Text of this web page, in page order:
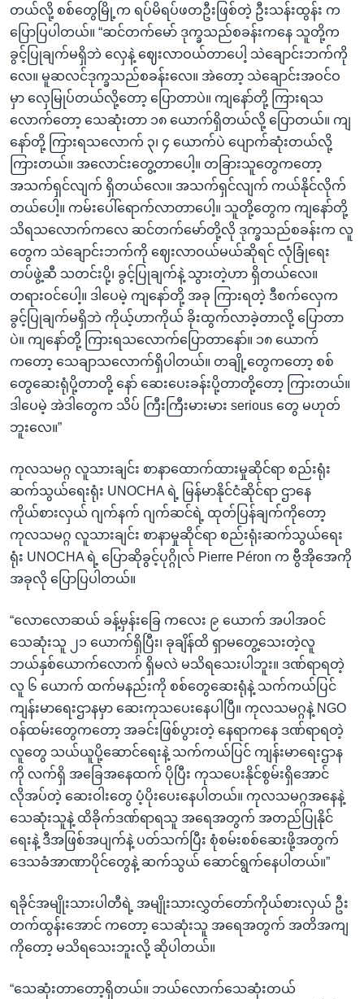
တယ်လို့ စစ်တွေမြို့က ရပ်မိရပ်ဖတဦးဖြစ်တဲ့ ဦးသန်းထွန်း က
ပြောပြပါတယ်။ “ဆင်တက်မော် ဒုက္ခသည်စခန်းကနေ သူတို့က
ခွင့်ပြုချက်မရှိဘဲ လှေနဲ့ ဈေးလာဝယ်တာပေါ့ သဲချောင်းဘက်ကို
လေ။ မူဆလင်ဒုက္ခသည်စခန်းလေ။ အဲတော့ သဲချောင်းအဝင်ဝ
မှာ လှေမြုပ်တယ်လို့တော့ ပြောတာပဲ။ ကျနော်တို့ ကြားရသ
လောက်တော့ သေဆုံးတာ ၁၈ ယောက်ရှိတယ်လို့ ပြောတယ်။ ကျ
နော်တို့ ကြားရသလောက် ၃၊ ၄ ယောက်ပဲ ပျောက်ဆုံးတယ်လို့
ကြားတယ်။ အလောင်းတွေ့တာပေါ့။ တခြားသူတွေကတော့
အသက်ရှင်လျက် ရှိတယ်လေ။ အသက်ရှင်လျက် ကယ်နိုင်လိုက်
တယ်ပေါ့။ ကမ်းပေါ်ရောက်လာတာပေါ့။ သူတို့တွေက ကျနော်တို့
သိရသလောက်ကလေ ဆင်တက်မော်တို့လို ဒုက္ခသည်စခန်းက လူ
တွေက သဲချောင်းဘက်ကို ဈေးလာဝယ်မယ်ဆိုရင် လုံခြုံရေး
တပ်ဖွဲ့ဆီ သတင်းပို့၊ ခွင့်ပြုချက်နဲ့ သွားတဲ့ဟာ ရှိတယ်လေ။
တရားဝင်ပေါ့။ ဒါပေမဲ့ ကျနော်တို့ အခု ကြားရတဲ့ ဒီစက်လှေက
ခွင့်ပြုချက်မရှိဘဲ ကိုယ့်ဟာကိုယ် ခိုးထွက်လာခဲ့တာလို့ ပြောတာ
ပဲ။ ကျနော်တို့ ကြားရသလောက်ပြောတာနော်။ ၁၈ ယောက်
ကတော့ သေချာသလောက်ရှိပါတယ်။ တချို့တွေကတော့ စစ်
တွေဆေးရုံပို့တာတို့ နော် ဆေးပေးခန်းပို့တာတို့တော့ ကြားတယ်။
ဒါပေမဲ့ အဲဒါတွေက သိပ် ကြီးကြီးမားမား serious တွေ မဟုတ်
ဘူးလေ။”
ကုလသမဂ္ဂ လူသားချင်း စာနာထောက်ထားမှုဆိုင်ရာ စည်းရုံး
ဆက်သွယ်ရေးရုံး UNOCHA ရဲ့ မြန်မာနိုင်ငံဆိုင်ရာ ဌာနေ
ကိုယ်စားလှယ် ဂျက်နက် ဂျက်ဆင်ရဲ့ ထုတ်ပြန်ချက်ကိုတော့
ကုလသမဂ္ဂ လူသားချင်း စာနာမှုဆိုင်ရာ စည်းရုံးဆက်သွယ်ရေး
ရုံး UNOCHA ရဲ့ ပြောဆိုခွင့်ပုဂ္ဂိုလ် Pierre Péron က ဗွီအိုအေကို
အခုလို ပြောပြပါတယ်။
“လောလောဆယ် ခန့်မှန်းခြေ ကလေး ၉ ယောက် အပါအဝင်
သေဆုံးသူ ၂၁ ယောက်ရှိပြီး၊ ခုချိန်ထိ ရှာမတွေ့သေးတဲ့လူ
ဘယ်နှစ်ယောက်လောက် ရှိမလဲ မသိရသေးပါဘူး။ ဒဏ်ရာရတဲ့
လူ ၆ ယောက် ထက်မနည်းကို စစ်တွေဆေးရုံနဲ့ သက်ကယ်ပြင်
ကျန်းမာရေးဌာနမှာ ဆေးကုသပေးနေပါပြီ။ ကုလသမဂ္ဂနဲ့ NGO
ဝန်ထမ်းတွေကတော့ အခင်းဖြစ်ပွားတဲ့ နေရာကနေ ဒဏ်ရာရတဲ့
လူတွေ သယ်ယူပို့ဆောင်ရေးနဲ့ သက်ကယ်ပြင် ကျန်းမာရေးဌာန
ကို လက်ရှိ အခြေအနေထက် ပိုပြီး ကုသပေးနိုင်စွမ်းရှိအောင်
လိုအပ်တဲ့ ဆေးဝါးတွေ ပံ့ပိုးပေးနေပါတယ်။ ကုလသမဂ္ဂအနေနဲ့
သေဆုံးသူနဲ့ ထိခိုက်ဒဏ်ရာရသူ အရေအတွက် အတည်ပြုနိုင်
ရေးနဲ့ ဒီအဖြစ်အပျက်နဲ့ ပတ်သက်ပြီး စုံစမ်းစစ်ဆေးဖို့အတွက်
ဒေသခံအာဏာပိုင်တွေနဲ့ ဆက်သွယ် ဆောင်ရွက်နေပါတယ်။”
ရခိုင်အမျိုးသားပါတီရဲ့ အမျိုးသားလွှတ်တော်ကိုယ်စားလှယ် ဦး
တက်ထွန်းအောင် ကတော့ သေဆုံးသူ အရေအတွက် အတိအကျ
ကိုတော့ မသိရသေးဘူးလို့ ဆိုပါတယ်။
“သေဆုံးတာတော့ရှိတယ်။ ဘယ်လောက်သေဆုံးတယ်